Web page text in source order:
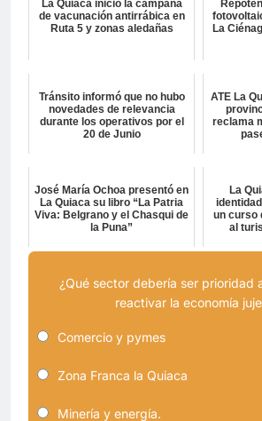
La Quiaca inició la campaña
de vacunación antirrábica en
Ruta 5 y zonas aledañas
La
Tránsito informó que no hubo
novedades de relevancia
durante los operativos por el
20 de Junio
ATE La
reclama
José María Ochoa presentó en
La Quiaca su libro “La Patria
Viva: Belgrano y el Chasqui de
la Puna”
La
un curso
al
¿Qué sector debería ser prioridad
reactivar la economía
Comercio y pymes
Zona Franca la Quiaca
Minería y energía.